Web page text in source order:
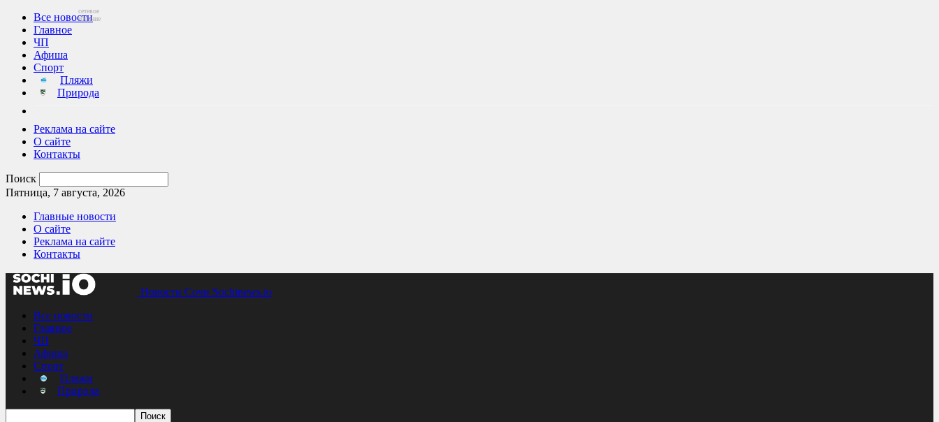
Все новости
Главное
ЧП
Афиша
Спорт
Пляжи
Природа
Реклама на сайте
О сайте
Контакты
Поиск
Пятница, 7 августа, 2026
Главные новости
О сайте
Реклама на сайте
Контакты
Новости Сочи Sochinews.io
сетевое
издание
Все новости
Главное
ЧП
Афиша
Спорт
Пляжи
Природа